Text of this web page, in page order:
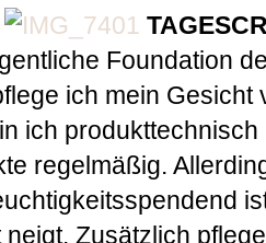
Foundation
ich mein Gesicht
ich
regelmäßig.
Zusätzlich